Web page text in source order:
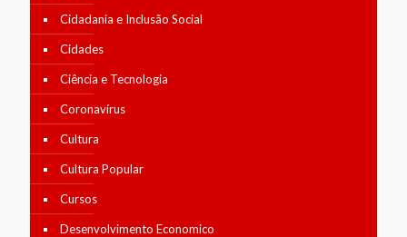
Cidadania e Inclusão Social
Cidades
Ciência e Tecnologia
Coronavírus
Cultura
Cultura Popular
Cursos
Desenvolvimento Economico